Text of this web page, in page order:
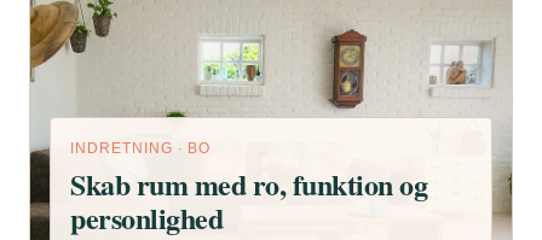
INDRETNING · BO
Skab rum med ro, funktion og
personlighed